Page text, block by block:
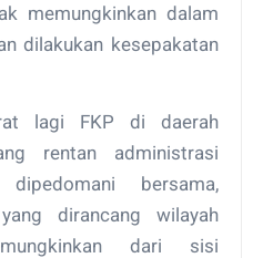
memungkinkan dalam
dilakukan kesepakatan
lagi FKP di daerah
rentan administrasi
bersama,
dirancang wilayah
dari sisi